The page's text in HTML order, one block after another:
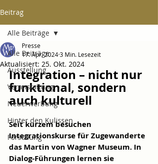
Beitrag
Alle Beiträge
Ausstellung
Veranstaltung
Neuerwerbung
Hinter den Kulissen
Forschung
Alle Beiträge
Presse
17. Apr. 20243 Min. Lesezeit
Aktualisiert: 25. Okt. 2024
Integration – nicht nur
funktional, sondern
auch kulturell
Seit kurzem besuchen
Integrationskurse für Zugewanderte
das Martin von Wagner Museum. In
Dialog-Führungen lernen sie